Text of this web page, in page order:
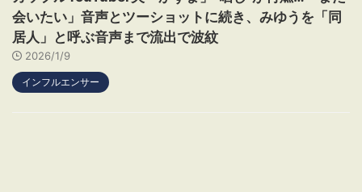
会いたい」音声とツーショットに続き、みゆうを「同
居人」と呼ぶ音声まで流出で波紋
2026/1/9
インフルエンサー